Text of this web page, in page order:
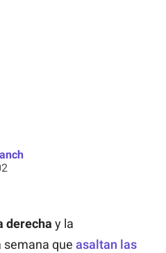
derecha y la
semana que asaltan las